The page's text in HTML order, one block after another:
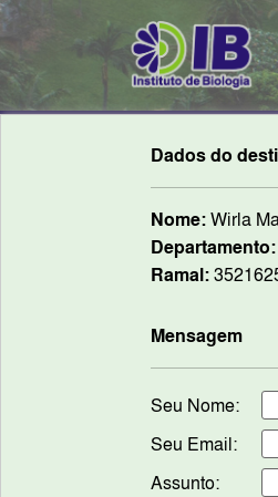
Dados do
Nome:Wirla
Departamento:
Ramal:
Mensagem
Seu Nome:
Seu Email:
Assunto: